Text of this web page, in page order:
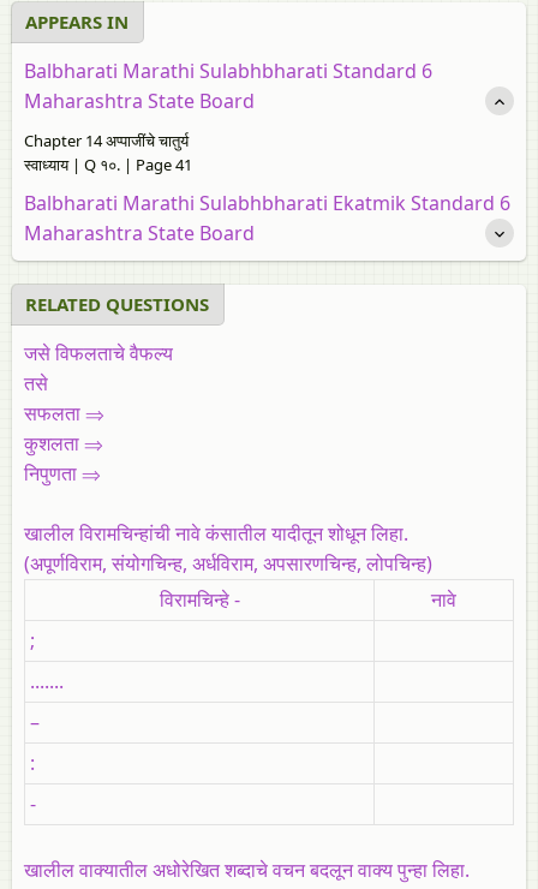
APPEARS IN
Balbharati Marathi Sulabhbharati Standard 6
Maharashtra State Board
Chapter 14 अप्पाजींचे चातुर्य
स्वाध्याय | Q १०. | Page 41
Balbharati Marathi Sulabhbharati Ekatmik Standard 6
Maharashtra State Board
RELATED QUESTIONS
जसे विफलताचे वैफल्य
तसे
सफलता ⇒
कुशलता ⇒
निपुणता ⇒
खालीलविरामचिन्हांचीनावेकंसातीलयादीतूनशोधूनलिहा.
(अपूर्णविराम, संयोगचिन्ह, अर्धविराम, अपसारणचिन्ह, लोपचिन्ह)
विरामचिन्हे -
नावे
;
.......
–
:
-
खालील वाक्यातील अधोरेखित शब्दाचे वचन बदलून वाक्य पुन्हा लिहा.